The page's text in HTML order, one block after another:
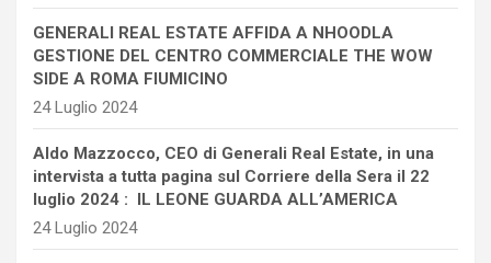
GENERALI REAL ESTATE AFFIDA A NHOODLA
GESTIONE DEL CENTRO COMMERCIALE THE WOW
SIDE A ROMA FIUMICINO
24 Luglio 2024
Aldo Mazzocco, CEO di Generali Real Estate, in una
intervista a tutta pagina sul Corriere della Sera il 22
luglio 2024 : IL LEONE GUARDA ALL’AMERICA
24 Luglio 2024